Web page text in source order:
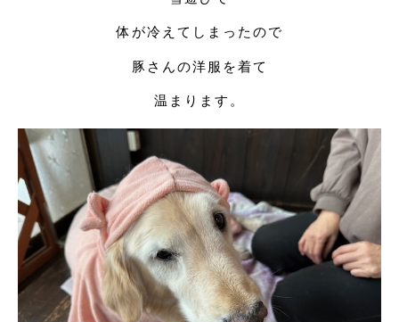
体が冷えてしまったので
豚さんの洋服を着て
温まります。